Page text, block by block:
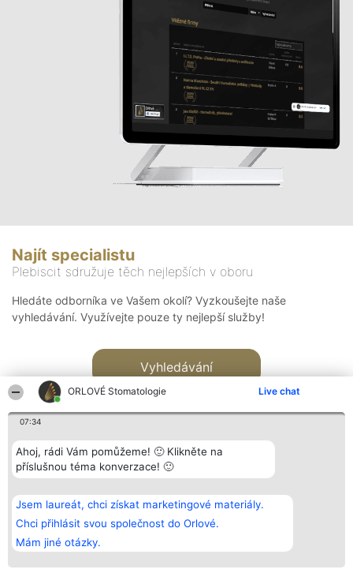
ORLOVÉ Stomatologie Live chat
07:34
Ahoj, rádi Vám pomůžeme! 🙂 Klikněte na
příslušnou téma konverzace! 🙂
Jsem laureát, chci získat marketingové materiály.
Chci přihlásit svou společnost do Orlové.
Mám jiné otázky.
Najít specialistu
Plebiscit sdružuje těch nejlepších v oboru
Hledáte odborníka ve Vašem okolí? Vyzkoušejte naše
vyhledávání. Využívejte pouze ty nejlepší služby!
Vyhledávání
Bright Side Solutions sp. z o.
o. sp. k.
ul. Ruska 22
Wrocław 50-079
KRS 0000749100 | Regon
381313360 | NIP 8943132676
Vítězové
Seznam všech
laureátů
Zásady
Zásady
Kontakt